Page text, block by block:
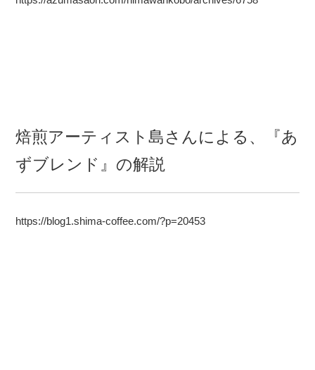
焙煎アーティスト島さんによる、『あ
ずブレンド』の解説
https://blog1.shima-coffee.com/?p=20453